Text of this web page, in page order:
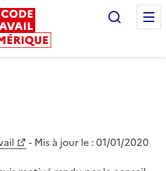
- Mis à jour le : 01/01/2020